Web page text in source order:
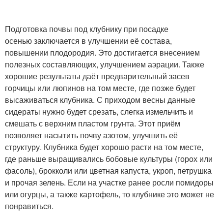
Подготовка почвы под клубнику при посадке
осенью заключается в улучшении её состава,
повышении плодородия. Это достигается внесением
полезных составляющих, улучшением аэрации. Также
хорошие результаты даёт предварительный засев
горчицы или люпинов на том месте, где позже будет
высаживаться клубника. С приходом весны данные
сидераты нужно будет срезать, слегка измельчить и
смешать с верхним пластом грунта. Этот приём
позволяет насытить почву азотом, улучшить её
структуру. Клубника будет хорошо расти на том месте,
где раньше выращивались бобовые культуры (горох или
фасоль), брокколи или цветная капуста, укроп, петрушка
и прочая зелень. Если на участке ранее росли помидоры
или огурцы, а также картофель, то клубнике это может не
понравиться.